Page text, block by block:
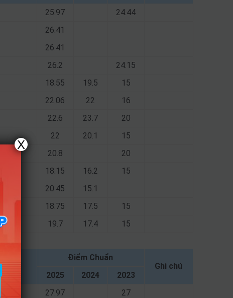
25.97
24.44
26.41
26.41
26.2
24.15
18.55 19.5
15
22.06 22
16
22.6 23.7
20
22 20.1
15
20.8
20
18.15 16.2
15
20.45
15.1
18.75 17.5
15
19.7 17.4 15
Điểm Chuẩn
Ghi chú
2025
2024
2023
27.97
27
X